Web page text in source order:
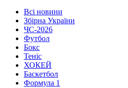
Всі новини
Збірна України
ЧС-2026
Футбол
Бокс
Теніс
ХОКЕЙ
Баскетбол
Формула 1